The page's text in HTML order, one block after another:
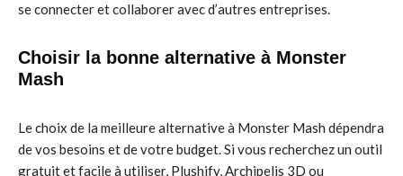
se connecter et collaborer avec d’autres entreprises.
Choisir la bonne alternative à Monster
Mash
Le choix de la meilleure alternative à Monster Mash dépendra
de vos besoins et de votre budget. Si vous recherchez un outil
gratuit et facile à utiliser, Plushify, Archipelis 3D ou